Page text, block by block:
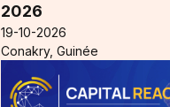
2026
19-10-2026
Conakry, Guinée